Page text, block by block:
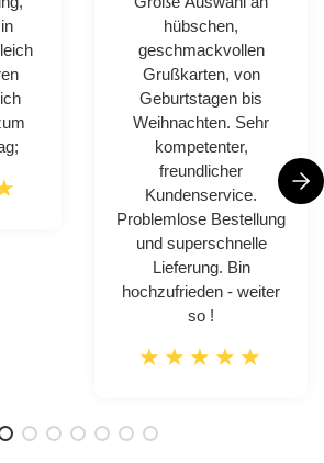
hübschen,
geschmackvollen
Grußkarten, von
Geburtstagen bis
Weihnachten. Sehr
kompetenter,
freundlicher
Kundenservice.
Problemlose Bestellung
und superschnelle
Lieferung. Bin
hochzufrieden - weiter
so !